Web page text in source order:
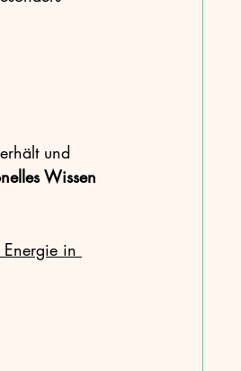
und
Wissen
in